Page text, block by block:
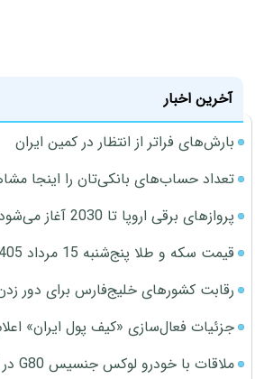
آخرین اخبار
بارش‌های فراتر از انتظار در کمین ایران
تعداد حساب‌های بانکی‌تان را اینجا
پروازهای برقی اروپا تا 2030 آغاز می‌شود
قیمت سکه و طلا پنج‌شنبه 15 مرداد 1405
رقابت کشورهای خلیج‌فارس برای دور
جزئیات فعال‌سازی «کیف پول ایران»
ملاقات با خودرو لوکس جنسیس G80 در ایران